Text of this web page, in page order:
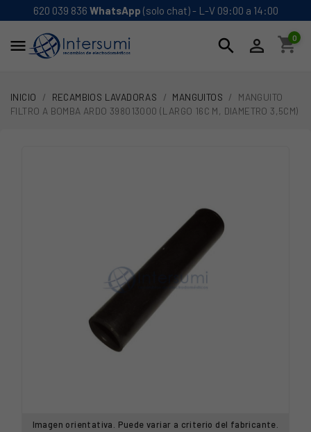
620 039 836 WhatsApp (solo chat) - L-V 09:00 a 14:00
 search  shopping_cart
0
INICIO RECAMBIOS LAVADORAS MANGUITOS
MANGUITO
FILTRO A BOMBA ARDO 398013000 (LARGO 16C M, DIAMETRO 3,5CM)
Imagen orientativa. Puede variar a criterio del fabricante.